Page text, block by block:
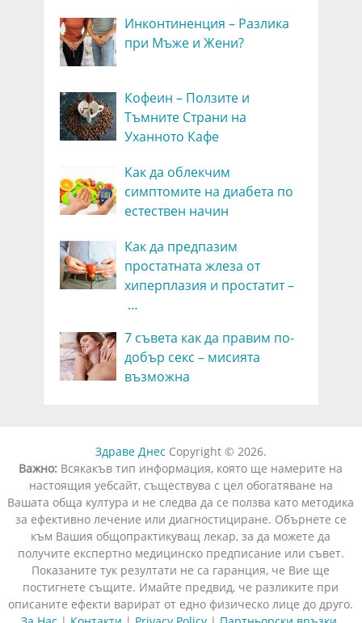
Инконтиненция – Разлика
при Мъже и Жени?
Кофеин – Ползите и
Тъмните Страни на
Уханното Кафе
Как да облекчим
симптомите на диабета по
естествен начин
Как да предпазим
простатната жлеза от
хиперплазия и простатит –
…
7 съвета как да правим по-
добър секс – мисията
възможна
Здраве Днес Copyright © 2026.
Важно: Всякакъв тип информация, която ще намерите на
настоящия уебсайт, съществува с цел обогатяване на
Вашата обща култура и не следва да се ползва като методика
за ефективно лечение или диагностициране. Обърнете се
към Вашия общопрактикуващ лекар, за да можете да
получите експертно медицинско предписание или съвет.
Показаните тук резултати не са гаранция, че Вие ще
постигнете същите. Имайте предвид, че разликите при
описаните ефекти варират от едно физическо лице до друго.